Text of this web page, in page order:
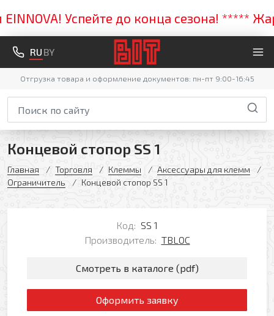
Успейте до конца сезона! *****
RU BY
Отгрузка товара и оформление документов: пн-пт 9:00-16:45
Концевой стопор SS 1
Главная Торговля Клеммы
Аксессуары для клемм
Ограничитель
Концевой стопор SS 1
Код: SS 1
Производитель: TBLOC
Смотреть в каталоге (pdf)
Оформить заявку